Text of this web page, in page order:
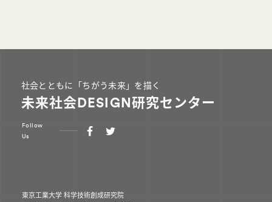
社会とともに「ちがう未来」を描く
未来社会DESIGN研究センター
Follow
Us
東京工業大学 科学技術創成研究院